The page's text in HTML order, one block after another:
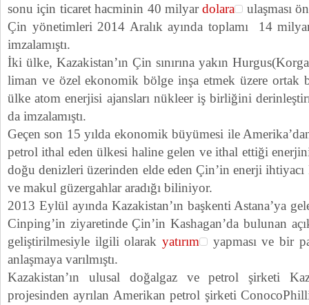
sonu için ticaret hacminin 40 milyardolara
ulaşması
Çin yönetimleri 2014 Aralık ayında toplamı 14
imzalamıştı.
İki ülke, Kazakistan’ın Çin sınırına yakın
liman ve özel ekonomik bölge inşa etmek üzere ortak
ülke atom enerjisi ajansları nükleer iş birliğini
da imzalamıştı.
Geçen son 15 yılda ekonomik büyümesi ile
petrol ithal eden ülkesi haline gelen ve ithal ettiği
doğu denizleri üzerinden elde eden Çin’in enerji ihtiyacı
ve makul güzergahlar aradığı biliniyor.
2013 Eylül ayında Kazakistan’ın başkenti Astana’ya
Cinping’in ziyaretinde Çin’in Kashagan’da bulunan
geliştirilmesiyle ilgili olarak yatırım
yapması ve bir
anlaşmaya varılmıştı.
Kazakistan’ın ulusal doğalgaz ve petrol şirketi
projesinden ayrılan Amerikan petrol şirketi